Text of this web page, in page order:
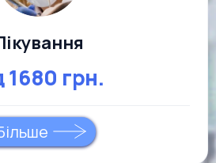
1680 грн.